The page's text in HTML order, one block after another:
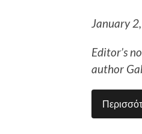
January
Editor’s
author